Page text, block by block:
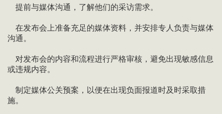
提前与媒体沟通，了解他们的采访需求。
在发布会上准备充足的媒体资料，并安排专人负责与媒体
沟通。
对发布会的内容和流程进行严格审核，避免出现敏感信息
或违规内容。
制定媒体公关预案，以便在出现负面报道时及时采取措
施。